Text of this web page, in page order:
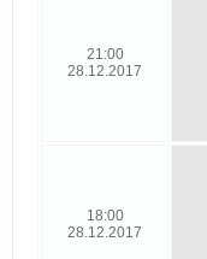
21:00
28.12.2017
18:00
28.12.2017